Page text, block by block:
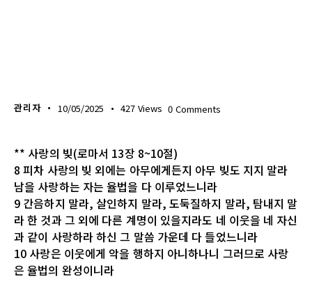
관리자 10/05/2025 427 Views 0 Comments
** 사랑의 빚(로마서 13장 8~10절)
8 피차 사랑의 빚 외에는 아무에게든지 아무 빚도 지지 말라
남을 사랑하는 자는 율법을 다 이루었느니라
9 간음하지 말라, 살인하지 말라, 도둑질하지 말라, 탐내지 말
라 한 것과 그 외에 다른 계명이 있을지라도 네 이웃을 네 자신
과 같이 사랑하라 하신 그 말씀 가운데 다 들었느니라
10 사랑은 이웃에게 악을 행하지 아니하나니 그러므로 사랑
은 율법의 완성이니라